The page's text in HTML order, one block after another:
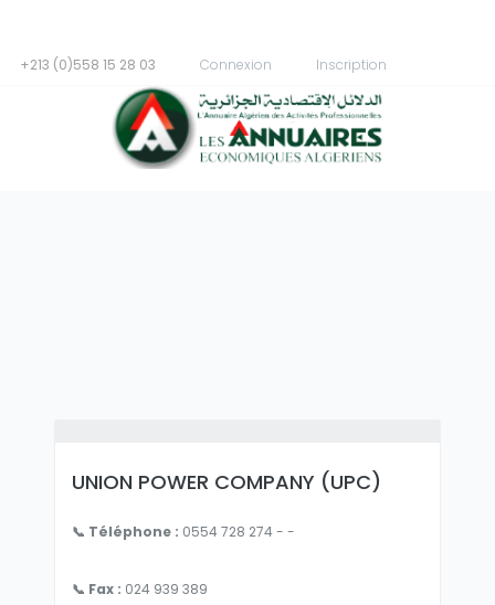
+213 (0)558 15 28 03 Connexion Inscription
UNION POWER COMPANY (UPC)
📞 Téléphone : 0554 728 274 - -
📞 Fax : 024 939 389